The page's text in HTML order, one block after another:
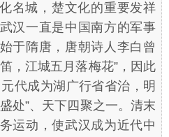
名城，楚文化的重要发祥
汉一直是中国南方的军事
于隋唐，唐朝诗人李白曾
，江城五月落梅花”，因此
代成为湖广行省省治，明
处”、天下四聚之一。清末
运动，使武汉成为近代中